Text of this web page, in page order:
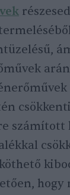
számított
hogy